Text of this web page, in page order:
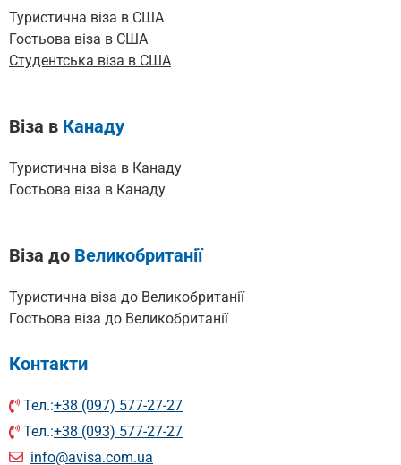
Туристична віза в США
Гостьова віза в США
Cтудентська віза в США
Віза в Канаду
Туристична віза в Канаду
Гостьова віза в Канаду
Віза до Великобританії
Туристична віза до Великобританії
Гостьова віза до Великобританії
Контакти
Тел.:+38 (097) 577-27-27
Тел.:+38 (093) 577-27-27
info@avisa.com.ua